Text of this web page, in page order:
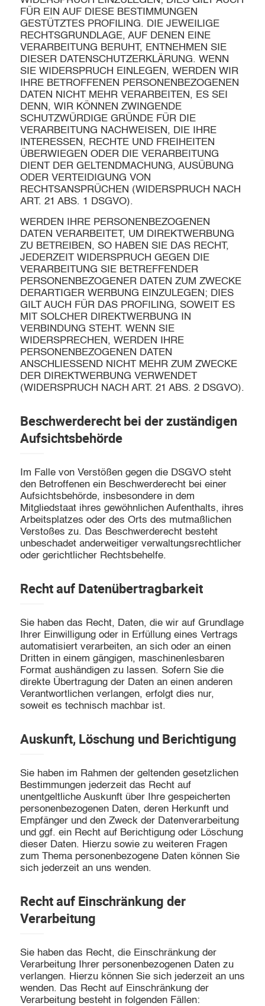
FÜR EIN AUF DIESE BESTIMMUNGEN
GESTÜTZTES PROFILING. DIE JEWEILIGE
RECHTSGRUNDLAGE, AUF DENEN EINE
VERARBEITUNG BERUHT, ENTNEHMEN SIE
DIESER DATENSCHUTZERKLÄRUNG. WENN
SIE WIDERSPRUCH EINLEGEN, WERDEN WIR
IHRE BETROFFENEN PERSONENBEZOGENEN
DATEN NICHT MEHR VERARBEITEN, ES SEI
DENN, WIR KÖNNEN ZWINGENDE
SCHUTZWÜRDIGE GRÜNDE FÜR DIE
VERARBEITUNG NACHWEISEN, DIE IHRE
INTERESSEN, RECHTE UND FREIHEITEN
ÜBERWIEGEN ODER DIE VERARBEITUNG
DIENT DER GELTENDMACHUNG, AUSÜBUNG
ODER VERTEIDIGUNG VON
RECHTSANSPRÜCHEN (WIDERSPRUCH NACH
ART. 21 ABS. 1 DSGVO).
WERDEN IHRE PERSONENBEZOGENEN
DATEN VERARBEITET, UM DIREKTWERBUNG
ZU BETREIBEN, SO HABEN SIE DAS RECHT,
JEDERZEIT WIDERSPRUCH GEGEN DIE
VERARBEITUNG SIE BETREFFENDER
PERSONENBEZOGENER DATEN ZUM ZWECKE
DERARTIGER WERBUNG EINZULEGEN; DIES
GILT AUCH FÜR DAS PROFILING, SOWEIT ES
MIT SOLCHER DIREKTWERBUNG IN
VERBINDUNG STEHT. WENN SIE
WIDERSPRECHEN, WERDEN IHRE
PERSONENBEZOGENEN DATEN
ANSCHLIESSEND NICHT MEHR ZUM ZWECKE
DER DIREKTWERBUNG VERWENDET
(WIDERSPRUCH NACH ART. 21 ABS. 2 DSGVO).
Beschwerde­recht bei der zuständigen
Aufsichts­behörde
Im Falle von Verstößen gegen die DSGVO steht
den Betroffenen ein Beschwerderecht bei einer
Aufsichtsbehörde, insbesondere in dem
Mitgliedstaat ihres gewöhnlichen Aufenthalts, ihres
Arbeitsplatzes oder des Orts des mutmaßlichen
Verstoßes zu. Das Beschwerderecht besteht
unbeschadet anderweitiger verwaltungsrechtlicher
oder gerichtlicher Rechtsbehelfe.
Recht auf Daten­übertrag­barkeit
Sie haben das Recht, Daten, die wir auf Grundlage
Ihrer Einwilligung oder in Erfüllung eines Vertrags
automatisiert verarbeiten, an sich oder an einen
Dritten in einem gängigen, maschinenlesbaren
Format aushändigen zu lassen. Sofern Sie die
direkte Übertragung der Daten an einen anderen
Verantwortlichen verlangen, erfolgt dies nur,
soweit es technisch machbar ist.
Auskunft, Löschung und Berichtigung
Sie haben im Rahmen der geltenden gesetzlichen
Bestimmungen jederzeit das Recht auf
unentgeltliche Auskunft über Ihre gespeicherten
personenbezogenen Daten, deren Herkunft und
Empfänger und den Zweck der Datenverarbeitung
und ggf. ein Recht auf Berichtigung oder Löschung
dieser Daten. Hierzu sowie zu weiteren Fragen
zum Thema personenbezogene Daten können Sie
sich jederzeit an uns wenden.
Recht auf Einschränkung der
Verarbeitung
Sie haben das Recht, die Einschränkung der
Verarbeitung Ihrer personenbezogenen Daten zu
verlangen. Hierzu können Sie sich jederzeit an uns
wenden. Das Recht auf Einschränkung der
Verarbeitung besteht in folgenden Fällen: